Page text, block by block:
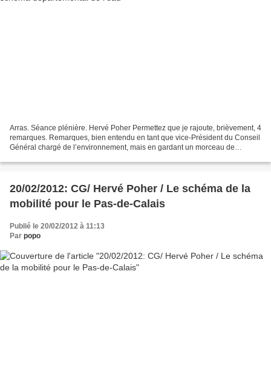
Arras. Séance plénière. Hervé Poher Permettez que je rajoute, brièvement, 4
remarques. Remarques, bien entendu en tant que vice-Président du Conseil
Général chargé de l’environnement, mais en gardant un morceau de
20/02/2012: CG/ Hervé Poher / Le schéma de la
mobilité pour le Pas-de-Calais
Publié le 20/02/2012 à 11:13
Par popo